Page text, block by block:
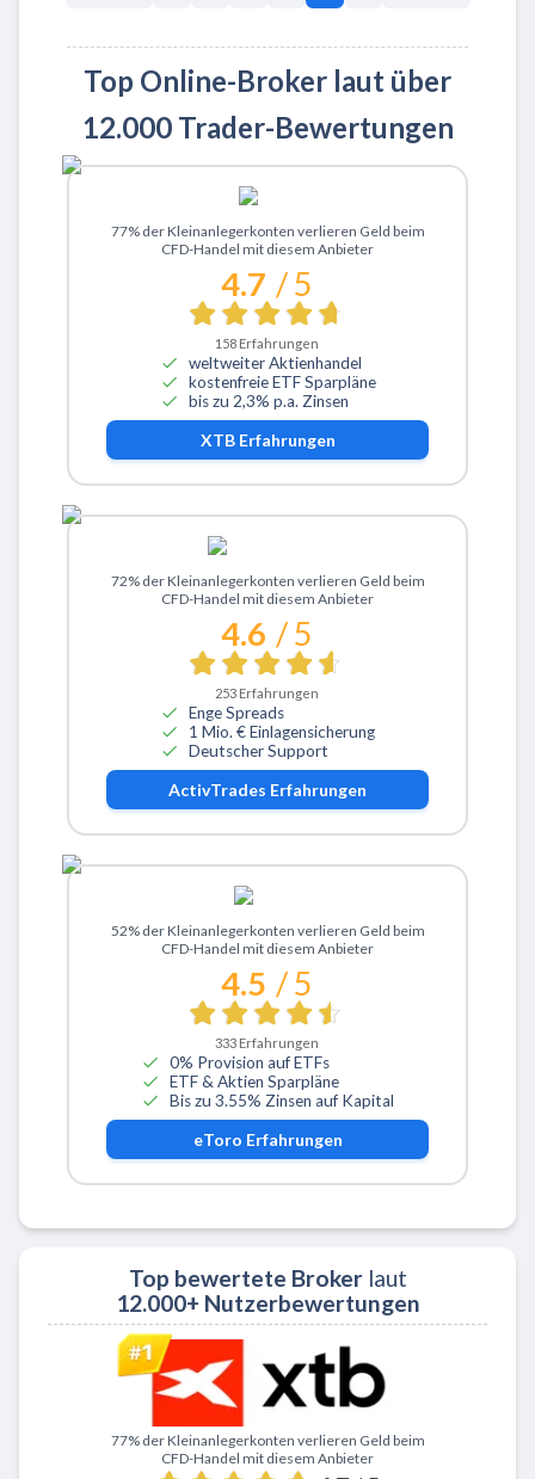
Top Online-Broker laut über
12.000 Trader-Bewertungen
Zu XTB
77% der Kleinanlegerkonten verlieren Geld beim
CFD-Handel mit diesem Anbieter
4.7 / 5
158 Erfahrungen
weltweiter Aktienhandel
kostenfreie ETF Sparpläne
bis zu 2,3% p.a. Zinsen
XTBErfahrungen
Zu ActivTrades
72% der Kleinanlegerkonten verlieren Geld beim
CFD-Handel mit diesem Anbieter
4.6 / 5
253 Erfahrungen
Enge Spreads
1 Mio. € Einlagensicherung
Deutscher Support
ActivTrades Erfahrungen
Zu eToro
52% der Kleinanlegerkonten verlieren Geld beim
CFD-Handel mit diesem Anbieter
4.5 / 5
333 Erfahrungen
0% Provision auf ETFs
ETF & Aktien Sparpläne
Bis zu 3.55% Zinsen auf Kapital
eToro Erfahrungen
Top bewertete Brokerlaut
12.000+ Nutzerbewertungen
Zu XTB
77% der Kleinanlegerkonten verlieren Geld beim
CFD-Handel mit diesem Anbieter